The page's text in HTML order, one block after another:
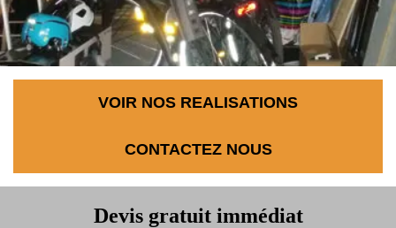
VOIR NOS REALISATIONS
CONTACTEZ NOUS
Devis gratuit immédiat